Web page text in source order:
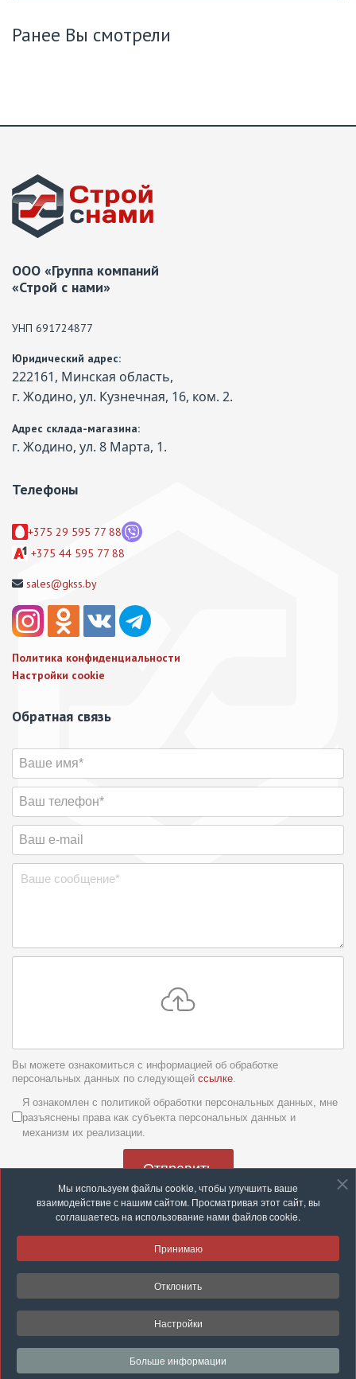
Мы используем файлы cookie, чтобы улучшить ваше
взаимодействие с нашим сайтом. Просматривая этот сайт, вы
соглашаетесь на использование нами файлов cookie.
Принимаю
Отклонить
Настройки
Больше информации
Ранее Вы смотрели
ООО «Группа компаний
«Строй с нами»
УНП 691724877
Юридический адрес:
222161, Минская область,
г. Жодино, ул. Кузнечная, 16, ком. 2.
Адрес склада-магазина:
г. Жодино, ул. 8 Марта, 1.
Телефоны
+375 29 595 77 88
+375 44 595 77 88
sales@gkss.by
Политика конфиденциальности
Настройки cookie
Обратная связь
Вы можете ознакомиться с информацией об обработке
персональных данных по следующей ссылке.
Условия обслуживания *
Я ознакомлен с политикой обработки персональных данных, мне
разъяснены права как субъекта персональных данных и
механизм их реализации.
Отправить
Разработка и техподдержка:site-support.by
This site is protected by reCAPTCHA and the Google
andTerms of Serviceapply.